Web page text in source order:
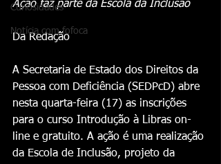
Curiosidades
Notícia com fofoca
Ação faz parte da Escola da Inclusão
Da Redação
A Secretaria de Estado dos Direitos da
Pessoa com Deficiência (SEDPcD) abre
nesta quarta-feira (17) as inscrições
para o curso Introdução à Libras on-
line e gratuito. A ação é uma realização
da Escola de Inclusão, projeto da